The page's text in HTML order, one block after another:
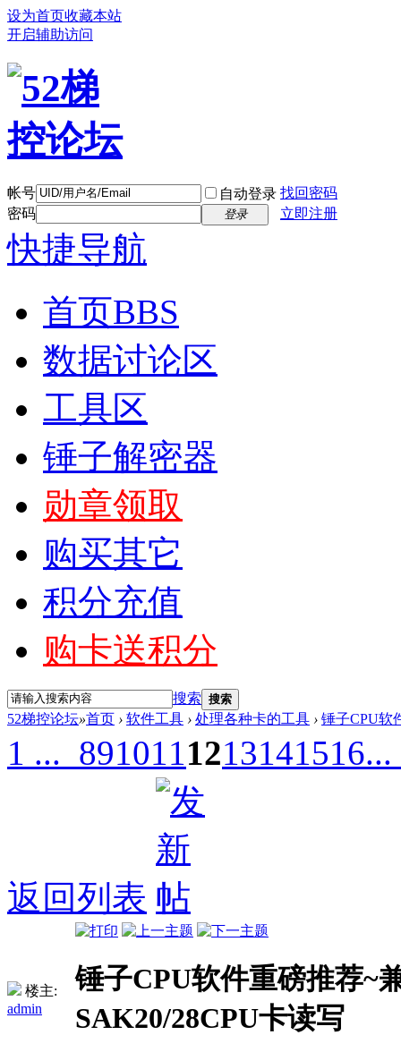
设为首页收藏本站
开启辅助访问
帐号 自动登录 找回密码
密码
登录 立即注册
快捷导航
首页BBS
数据讨论区
工具区
锤子解密器
勋章领取
购买其它
积分充值
购卡送积分
搜索 搜索
52梯控论坛»首页 › 软件工具 › 处理各种卡的工具 › 锤子CPU软
1 ... 8910111213141516...
返回列表
楼主:
admin
锤子CPU软件重磅推荐~
SAK20/28CPU卡读写